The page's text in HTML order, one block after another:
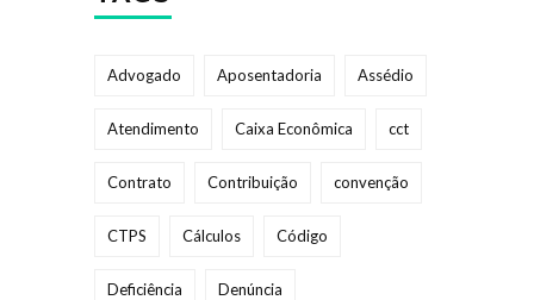
Advogado Aposentadoria Assédio
Atendimento Caixa Econômica cct
Contrato Contribuição convenção
CTPS Cálculos Código
Deficiência Denúncia